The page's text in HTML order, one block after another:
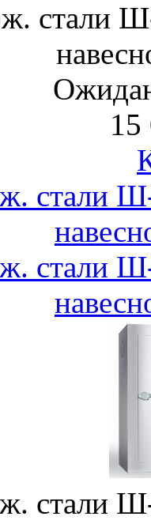
15
стали
стали
стали